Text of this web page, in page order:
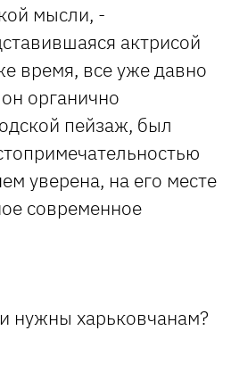
мысли, -
актрисой
время, все уже давно
органично
пейзаж, был
уверена, на его месте
современное